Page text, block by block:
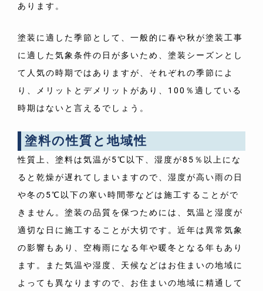
あります。
塗装に適した季節として、一般的に春や秋が塗装工事
に適した気象条件の日が多いため、塗装シーズンとし
て人気の時期ではありますが、それぞれの季節によ
り、メリットとデメリットがあり、100％適している
時期はないと言えるでしょう。
塗料の性質と地域性
性質上、塗料は気温が5℃以下、湿度が85％以上にな
ると乾燥が遅れてしまいますので、湿度が高い雨の日
や冬の5℃以下の寒い時間帯などは施工することがで
きません。塗装の品質を保つためには、気温と湿度が
適切な日に施工することが大切です。近年は異常気象
の影響もあり、空梅雨になる年や暖冬となる年もあり
ます。また気温や湿度、天候などはお住まいの地域に
よっても異なりますので、お住まいの地域に精通して